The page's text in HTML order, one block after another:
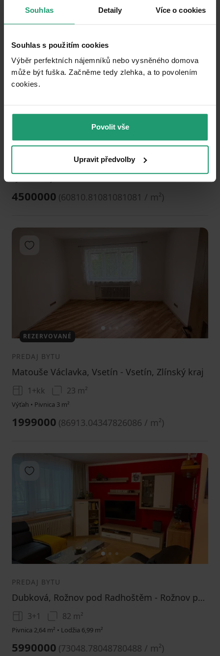
Souhlas Detaily Více o cookies
Souhlas s použitím cookies
Výběr perfektních nájemníků nebo vysněného domova
může být fuška. Začněme tedy zlehka, a to povolením
cookies.​
Povolit vše
Upravit předvolby
12 3
Havlíčkova, Valašské Meziříčí - Valašské Meziříčí-město, Zlínský kraj
74 m²
4500000 (60810.81081081081 / m²)
1
Pridať do obľúbených
REZERVOVANÉ
PREDAJ BYTU
Matouše Václavka, Vsetín - Vsetín, Zlínský kraj
1+kk 23 m²
Výťah • Pivnica 3 m²
1999000 (86913.04347826086 / m²)
12 3
Pridať do obľúbených
PREDAJ BYTU
Dubková, Rožnov pod Radhoštěm - Rožnov pod Radhoštěm, Zlínský kraj
3+1 82 m²
Pivnica 2,64 m² • Lodžia 6,99 m²
5990000 (73048.78048780488 / m²)